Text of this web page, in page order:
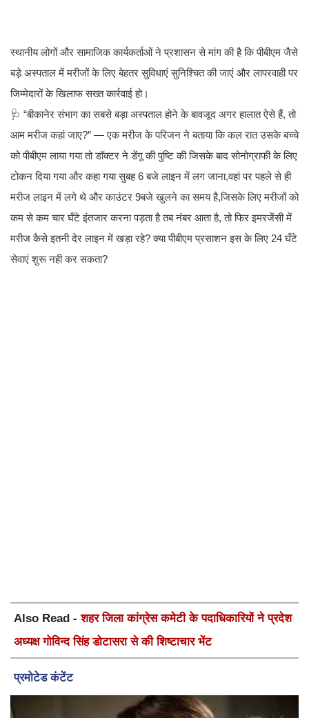
स्थानीय लोगों और सामाजिक कार्यकर्ताओं ने प्रशासन से मांग की है कि पीबीएम जैसे
बड़े अस्पताल में मरीजों के लिए बेहतर सुविधाएं सुनिश्चित की जाएं और लापरवाही पर
जिम्मेदारों के खिलाफ सख्त कार्रवाई हो।
🩺 “बीकानेर संभाग का सबसे बड़ा अस्पताल होने के बावजूद अगर हालात ऐसे हैं, तो
आम मरीज कहां जाए?” — एक मरीज के परिजन ने बताया कि कल रात उसके बच्चे
को पीबीएम लाया गया तो डॉक्टर ने डेंगू की पुष्टि की जिसके बाद सोनोग्राफी के लिए
टोकन दिया गया और कहा गया सुबह 6 बजे लाइन में लग जाना,वहां पर पहले से ही
मरीज लाइन में लगे थे और काउंटर 9बजे खुलने का समय है,जिसके लिए मरीजों को
कम से कम चार घँटे इंतजार करना पड़ता है तब नंबर आता है, तो फिर इमरजेंसी में
मरीज कैसे इतनी देर लाइन में खड़ा रहे? क्या पीबीएम प्रसाशन इस के लिए 24 घँटे
सेवाएं शुरू नही कर सकता?
Also Read -शहर जिला कांग्रेस कमेटी के पदाधिकारियों ने प्रदेश
अध्यक्ष गोविन्द सिंह डोटासरा से की शिष्टाचार भेंट